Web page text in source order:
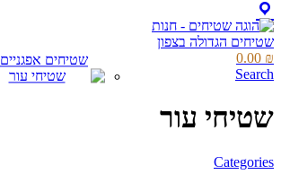
0.00 ₪
Search
שטיחים אפגניים
שטיחי עור
Categories